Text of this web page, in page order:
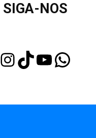
SIGA-NOS
InstagramTikTok Youtube WhatsApp